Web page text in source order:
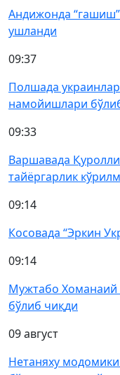
Андижонда
ушланди
09:37
Полшада
намойишлари
09:33
Варшавада
тайёргарлик
09:14
Косовада “Эркин
09:14
Мужтабо Хоманаий
бўлиб чиқди
09 август
Нетаняху